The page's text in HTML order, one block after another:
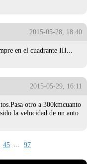
2015-05-28, 18:40
en el cuadrante III...
2015-05-29, 16:11
otro a 300kmcuanto
la velocidad de un auto
45 97